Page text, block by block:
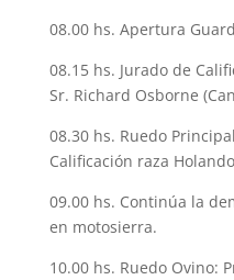
08.00 hs. Apertura
08.15 hs. Jurado de
Sr. Richard Osborne
08.30 hs. Ruedo
Calificación raza
09.00 hs. Continúa la
en motosierra.
10.00 hs. Ruedo Ovino: